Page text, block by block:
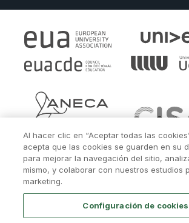
Al hacer clic en “Aceptar todas las
acepta que las cookies se guarden en su
para mejorar la navegación del sitio,
mismo, y colaborar con nuestros estudios
marketing.
Configuración de cookies